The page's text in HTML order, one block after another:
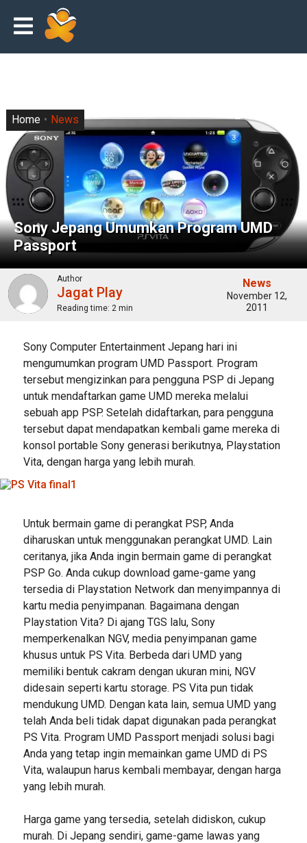
Sony Jepang Umumkan Program UMD
Passport
Home News
Author
Jagat Play
Reading time: 2 min
News
November 12,
2011
Sony Computer Entertainment Jepang hari ini
mengumumkan program UMD Passport. Program
tersebut mengizinkan para pengguna PSP di Jepang
untuk mendaftarkan game UMD mereka melalui
sebuah app PSP. Setelah didaftarkan, para pengguna
tersebut dapat mendapatkan kembali game mereka di
konsol portable Sony generasi berikutnya, Playstation
Vita, dengan harga yang lebih murah.
Untuk bermain game di perangkat PSP, Anda
diharuskan untuk menggunakan perangkat UMD. Lain
ceritanya, jika Anda ingin bermain game di perangkat
PSP Go. Anda cukup download game-game yang
tersedia di Playstation Network dan menyimpannya di
kartu media penyimpanan. Bagaimana dengan
Playstation Vita? Di ajang TGS lalu, Sony
memperkenalkan NGV, media penyimpanan game
khusus untuk PS Vita. Berbeda dari UMD yang
memiliki bentuk cakram dengan ukuran mini, NGV
didesain seperti kartu storage. PS Vita pun tidak
mendukung UMD. Dengan kata lain, semua UMD yang
telah Anda beli tidak dapat digunakan pada perangkat
PS Vita. Program UMD Passport menjadi solusi bagi
Anda yang tetap ingin memainkan game UMD di PS
Vita, walaupun harus kembali membayar, dengan harga
yang lebih murah.
Harga game yang tersedia, setelah didiskon, cukup
murah. Di Jepang sendiri, game-game lawas yang